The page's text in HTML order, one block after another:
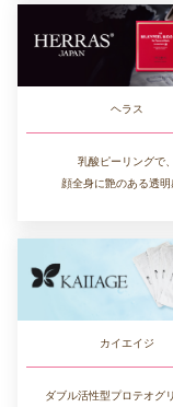
ヘラス
乳酸ピーリングで、
顔全身に艶のある透明
カイエイジ
ダブル活性型プロテオグ